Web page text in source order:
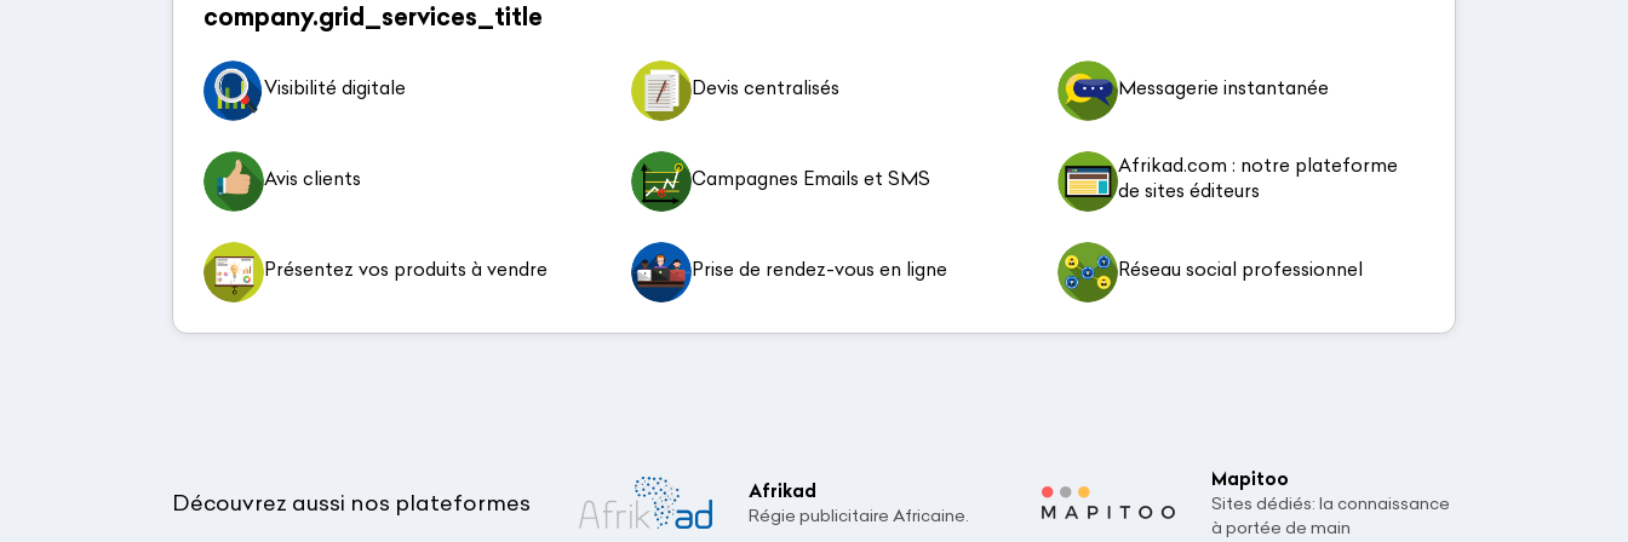
company.grid_services_title
Visibilité digitale Devis centralisés Messagerie instantanée
Avis clients Campagnes Emails et SMS
Afrikad.com : notre plateforme
de sites éditeurs
Présentez vos produits à vendre Prise de rendez-vous en ligne Réseau social professionnel
Découvrez aussi nos plateformes
Afrikad
Régie publicitaire Africaine.
Mapitoo
Sites dédiés: la connaissance
à portée de main